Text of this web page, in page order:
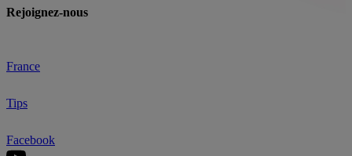
Rejoignez-nous
France
Tips
Facebook